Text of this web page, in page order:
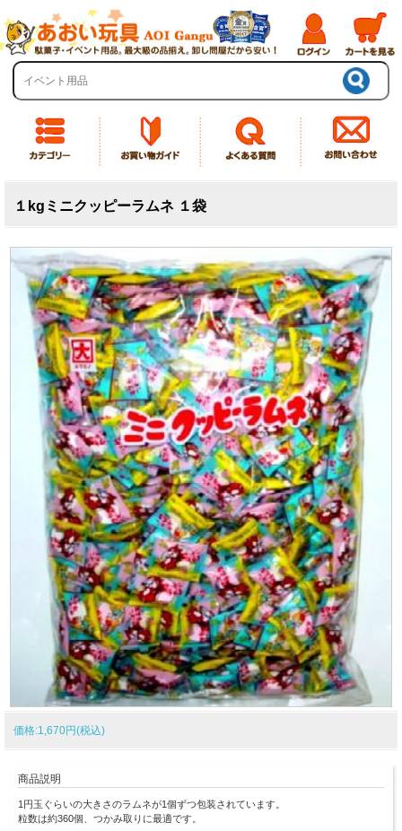
１kgミニクッピーラムネ １袋
価格:1,670円(税込)
商品説明
1円玉ぐらいの大きさのラムネが1個ずつ包装されています。
粒数は約360個、つかみ取りに最適です。